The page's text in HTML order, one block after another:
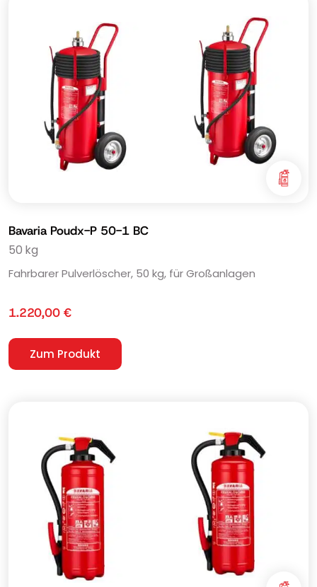
Bavaria Poudx-P 50-1 BC
50 kg
Fahrbarer Pulverlöscher, 50 kg, für Großanlagen
1.220,00 €
Zum Produkt